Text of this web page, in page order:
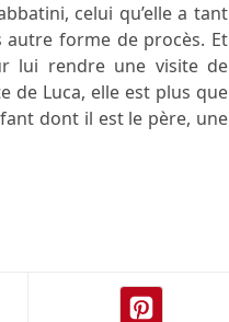
celui qu’elle a tant
autre forme de procès. Et
lui rendre une visite de
de Luca, elle est plus que
dont il est le père, une